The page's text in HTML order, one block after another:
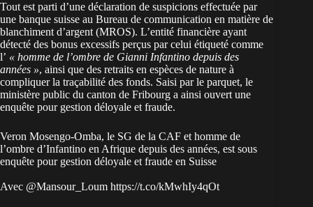
Tout est parti d’une déclaration de suspicions effectuée par
une banque suisse au Bureau de communication en matière de
blanchiment d’argent (MROS). L’entité financière ayant
détecté des bonus excessifs perçus par celui étiqueté comme
l’ « homme de l’ombre de Gianni Infantino depuis des
années », ainsi que des retraits en espèces de nature à
compliquer la traçabilité des fonds. Saisi par le parquet, le
ministère public du canton de Fribourg a ainsi ouvert une
enquête pour gestion déloyale et fraude.
Veron Mosengo-Omba, le SG de la CAF et homme de
l’ombre d’Infantino en Afrique depuis des années, est sous
enquête pour gestion déloyale et fraude en Suisse
Avec @Mansour_Loum https://t.co/kMwhIy4qOt